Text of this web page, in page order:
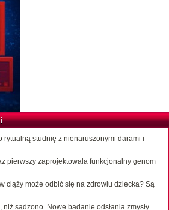
rytualną studnię z nienaruszonymi darami i
pierwszy zaprojektowała funkcjonalny genom
ciąży może odbić się na zdrowiu dziecka? Są
niż sądzono. Nowe badanie odsłania zmysły